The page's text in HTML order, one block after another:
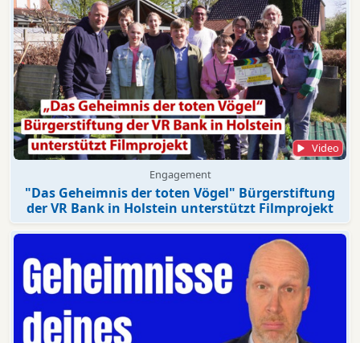
Video
Engagement
"Das Geheimnis der toten Vögel" Bürgerstiftung
der VR Bank in Holstein unterstützt Filmprojekt